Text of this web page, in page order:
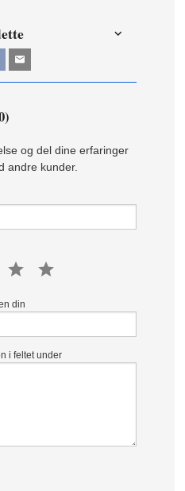
og del dine erfaringer
andre kunder.
4 star 5 star
din
i feltet under